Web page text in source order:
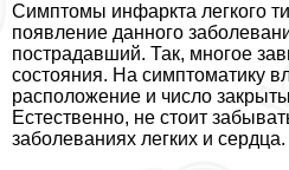
Симптомы инфаркта легкого
появление данного
пострадавший. Так, многое
состояния. На симптоматику
расположение и число
Естественно, не стоит
заболеваниях легких и сердца.